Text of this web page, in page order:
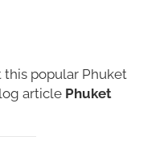
popular Phuket
article Phuket